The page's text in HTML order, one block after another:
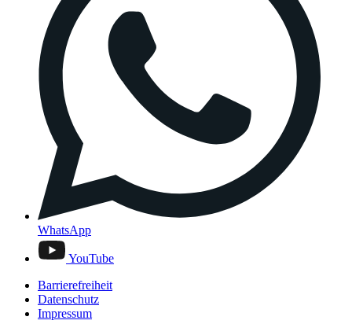
WhatsApp
YouTube
Barrierefreiheit
Datenschutz
Impressum